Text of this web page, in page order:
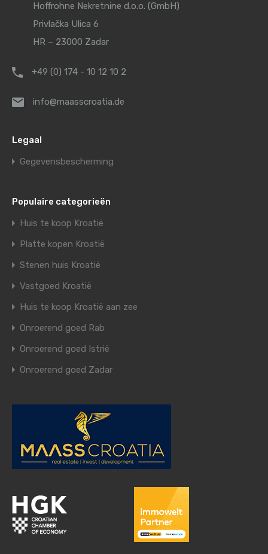
Hoffrohne Nekretnine d.o.o. (GmbH)
Privlačka Ulica 6
HR – 23000 Zadar
+49 (0) 174 - 10 12 10 2
info@maasscroatia.de
Legaal
Gegevensbescherming
Populaire categorieën
Huis te koop Kroatië
Platte kopen Kroatië
Stenen huis Kroatië
Vastgoed Kroatië
Huis te koop Kroatië aan zee
Onroerend goed Rab
Onroerend goed Istrië
Onroerend goed Zadar